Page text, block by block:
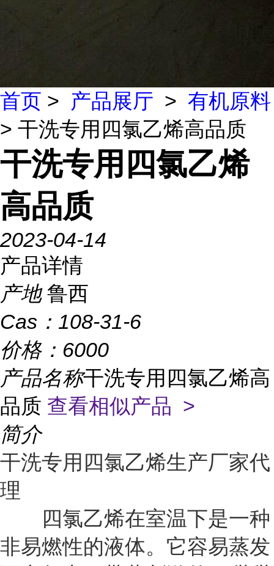
首页 > 产品展厅 > 有机原料
> 干洗专用四氯乙烯高品质
干洗专用四氯乙烯
高品质
2023-04-14
产品详情
产地 鲁西
Cas： 108-31-6
价格： 6000
产品名称干洗专用四氯乙烯高
品质 查看相似产品 >
简介
干洗专用四氯乙烯生产厂家代
理
四氯乙烯在室温下是一种
非易燃性的液体。它容易蒸发